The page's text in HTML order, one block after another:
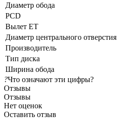
Диаметр обода
PCD
Вылет ET
Диаметр центрального отверстия
Производитель
Тип диска
Ширина обода
?Что означают эти цифры?
Отзывы
Отзывы
Нет оценок
Оставить отзыв